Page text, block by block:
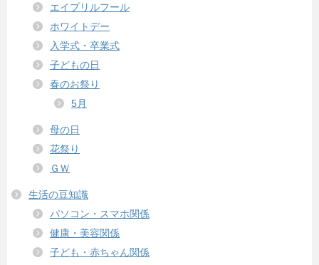
エイプリルフール
ホワイトデー
入学式・卒業式
子どもの日
春のお祭り
5月
母の日
花祭り
ＧＷ
生活の豆知識
パソコン・スマホ関係
健康・美容関係
子ども・赤ちゃん関係